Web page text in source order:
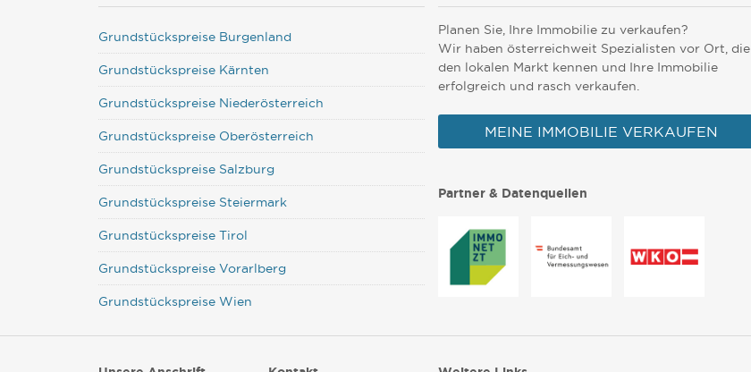
Grundstückspreise Burgenland
Grundstückspreise Kärnten
Grundstückspreise Niederösterreich
Grundstückspreise Oberösterreich
Grundstückspreise Salzburg
Grundstückspreise Steiermark
Grundstückspreise Tirol
Grundstückspreise Vorarlberg
Grundstückspreise Wien
Planen Sie, Ihre Immobilie zu verkaufen?
Wir haben österreichweit Spezialisten vor Ort, die
den lokalen Markt kennen und Ihre Immobilie
erfolgreich und rasch verkaufen.
MEINE IMMOBILIE VERKAUFEN
Partner & Datenquellen